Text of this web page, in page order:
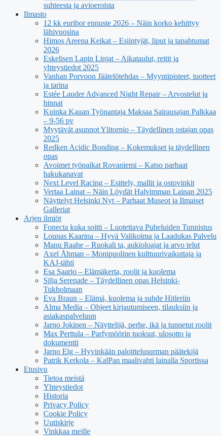
suhteesta ja avioeroista
Ilmasto
12 kk euribor ennuste 2026 – Näin korko kehittyy
lähivuosina
Himos Areena Keikat – Esiintyjät, liput ja tapahtumat
2026
Eskelisen Lapin Linjat – Aikataulut, reitit ja
yhteystiedot 2025
Vanhan Porvoon Jäätelötehdas – Myyntipisteet, tuotteet
ja tarina
Estée Lauder Advanced Night Repair – Arvostelut ja
hinnat
Kuinka Kauan Työnantaja Maksaa Sairausajan Palkkaa
– 9-56 pv
Myytävät asunnot Ylitornio – Täydellinen ostajan opas
2025
Redken Acidic Bonding – Kokemukset ja täydellinen
opas
Avoimet työpaikat Rovaniemi – Katso parhaat
hakukanavat
Next Level Racing – Esittely, mallit ja ostovinkit
Vertaa Lainat – Näin Löydät Halvimman Lainan 2025
Näyttelyt Helsinki Nyt – Parhaat Museot ja Ilmaiset
Galleriat
Arjen ilmiöt
Fonecta kuka soitti – Luotettava Puheluiden Tunnistus
Lounas Kaarina – Hyvä Valikoima ja Laadukas Palvelu
Manu Raahe – Ruokali ta, aukioloajat ja arvo telut
Axel Åhman – Monipuolinen kulttuurivaikuttaja ja
KAJ-tähti
Esa Saario – Elämäkerta, roolit ja kuolema
Silja Serenade – Täydellinen opas Helsinki-
Tukholmaan
Eva Braun – Elämä, kuolema ja suhde Hitleriin
Alma Media – Ohjeet kirjautumiseen, tilauksiin ja
asiakaspalveluun
Jarno Jokinen – Näyttelijä, perhe, ikä ja tunnetut roolit
Max Perttula – Parfymöörin tuoksut, ulosotto ja
dokumentti
Jarno Elg – Hyvinkään paloittelusurman päätekijä
Patrik Kerkola – KalPan maalivahti lainalla Sportissa
Etusivu
Tietoa meistä
Yhteystiedot
Historia
Privacy Policy
Cookie Policy
Uutiskirje
Vinkkaa meille